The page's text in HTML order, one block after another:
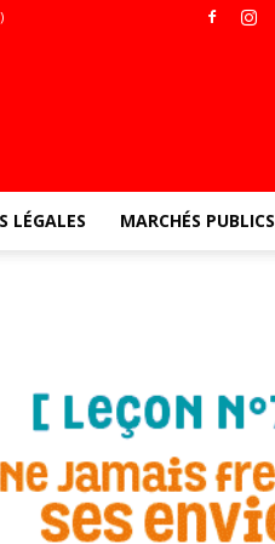
LÉGALES MARCHÉS PUBLICS